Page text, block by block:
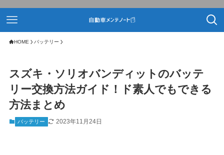
HOME バッテリー
スズキ・ソリオバンディットのバッテ
リー交換方法ガイド！ド素人でもできる
方法まとめ
バッテリー 2023年11月24日